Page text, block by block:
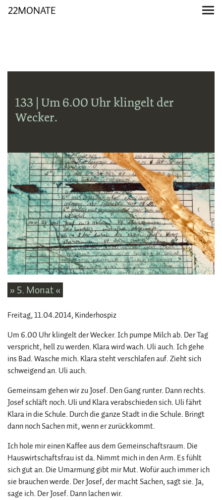
22MONATE
133 | Um 6.00 Uhr klingelt der
Wecker.
» 5. Monat «
Freitag, 11.04.2014, Kinderhospiz
Um 6.00 Uhr klingelt der Wecker. Ich pumpe Milch ab. Der Tag
verspricht, hell zu werden. Klara wird wach. Uli auch. Ich gehe
ins Bad. Wasche mich. Klara steht verschlafen auf. Zieht sich
schweigend an. Uli auch.
Gemeinsam gehen wir zu Josef. Den Gang runter. Dann rechts.
Josef schläft noch. Uli und Klara verabschieden sich. Uli fährt
Klara in die Schule. Durch die ganze Stadt in die Schule. Bringt
dann noch Sachen mit, wenn er zurückkommt.
Ich hole mir einen Kaffee aus dem Gemeinschaftsraum. Die
Hauswirtschaftsfrau ist da. Nimmt mich in den Arm. Es fühlt
sich gut an. Die Umarmung gibt mir Mut. Wofür auch immer ich
sie brauchen werde. Der Josef, der macht Sachen, sagt sie. Ja,
sage ich. Der Josef. Dann lachen wir.